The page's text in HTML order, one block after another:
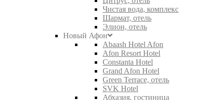
Чистая вода, комплекс
Шармат, отель
Элион, отель
Новый Афон
Abaash Hotel Afon
Afon Resort Hotel
Constanta Hotel
Grand Afon Hotel
Green Terrace, отель
SVK Hotel
Абхазия, гостиница